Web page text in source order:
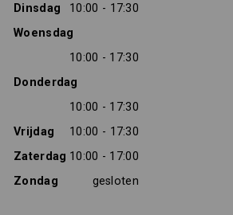
Dinsdag
10:00 - 17:30
Woensdag
10:00 - 17:30
Donderdag
10:00 - 17:30
Vrijdag
10:00 - 17:30
Zaterdag 10:00 - 17:00
Zondag
gesloten